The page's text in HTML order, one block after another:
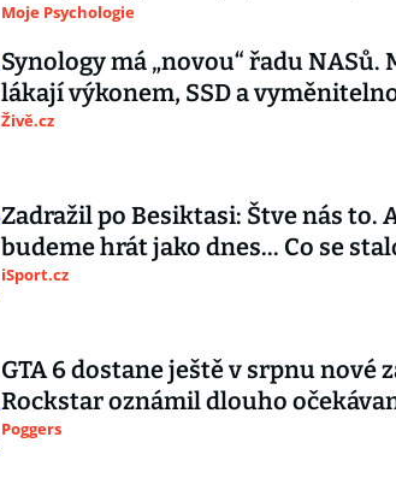
Moje Psychologie
Synology má „novou“ řadu NASů.
lákají výkonem, SSD a
Živě.cz
Zadražil po Besiktasi: Štve nás to.
budeme hrát jako dnes... Co se
iSport.cz
GTA 6 dostane ještě v srpnu nové
Rockstar oznámil dlouho
Poggers